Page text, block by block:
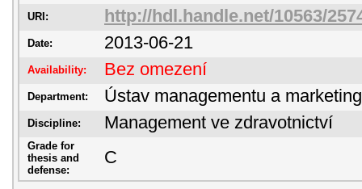
URI: http://hdl.handle.net/10563/
Date: 2013-06-21
Availability: Bez omezení
Department: Ústav managementu a
Discipline: Management ve zdravotnictví
Grade for
thesis and
defense:
C